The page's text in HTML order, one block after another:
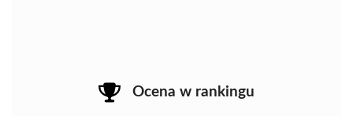
Ocena w rankingu